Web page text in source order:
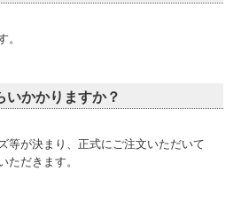
。
いかかりますか？
等が決まり、正式にご注文いただいて
ただきます。